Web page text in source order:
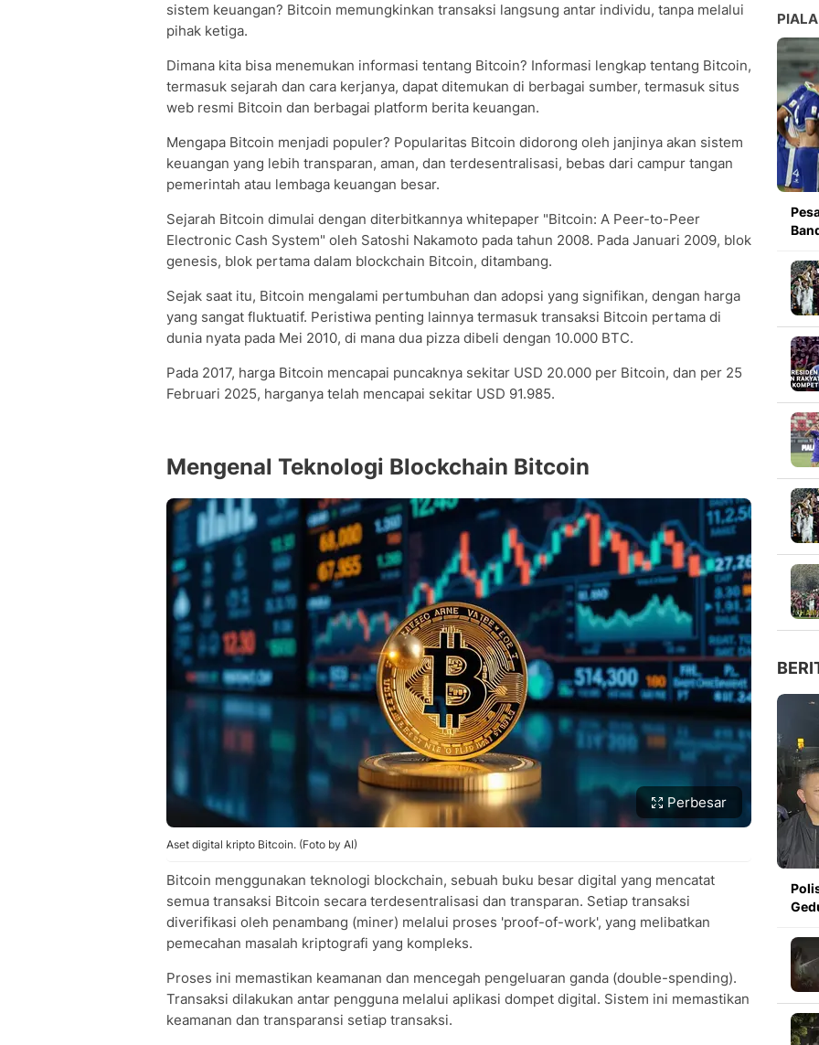
sistem keuangan? Bitcoin memungkinkan transaksi langsung antar individu, tanpa melalui
pihak ketiga.
Dimana kita bisa menemukan informasi tentang Bitcoin? Informasi lengkap tentang Bitcoin,
termasuk sejarah dan cara kerjanya, dapat ditemukan di berbagai sumber, termasuk situs
web resmi Bitcoin dan berbagai platform berita keuangan.
Mengapa Bitcoin menjadi populer? Popularitas Bitcoin didorong oleh janjinya akan sistem
keuangan yang lebih transparan, aman, dan terdesentralisasi, bebas dari campur tangan
pemerintah atau lembaga keuangan besar.
Sejarah Bitcoin dimulai dengan diterbitkannya whitepaper "Bitcoin: A Peer-to-Peer
Electronic Cash System" oleh Satoshi Nakamoto pada tahun 2008. Pada Januari 2009, blok
genesis, blok pertama dalam blockchain Bitcoin, ditambang.
Sejak saat itu, Bitcoin mengalami pertumbuhan dan adopsi yang signifikan, dengan harga
yang sangat fluktuatif. Peristiwa penting lainnya termasuk transaksi Bitcoin pertama di
dunia nyata pada Mei 2010, di mana dua pizza dibeli dengan 10.000 BTC.
Pada 2017, harga Bitcoin mencapai puncaknya sekitar USD 20.000 per Bitcoin, dan per 25
Februari 2025, harganya telah mencapai sekitar USD 91.985.
Mengenal Teknologi Blockchain Bitcoin
Perbesar
Aset digital kripto Bitcoin. (Foto by AI)
Bitcoin menggunakan teknologi blockchain, sebuah buku besar digital yang mencatat
semua transaksi Bitcoin secara terdesentralisasi dan transparan. Setiap transaksi
diverifikasi oleh penambang (miner) melalui proses 'proof-of-work', yang melibatkan
pemecahan masalah kriptografi yang kompleks.
Proses ini memastikan keamanan dan mencegah pengeluaran ganda (double-spending).
Transaksi dilakukan antar pengguna melalui aplikasi dompet digital. Sistem ini memastikan
keamanan dan transparansi setiap transaksi.